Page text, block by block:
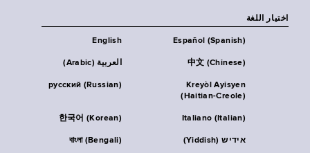
اختيار اللغة
English Español (Spanish)
العربية (Arabic) 中文 (Chinese)
русский (Russian)
Kreyòl Ayisyen
(Haitian-Creole)
한국어 (Korean) Italiano (Italian)
বাংলা (Bengali) אידיש (Yiddish)